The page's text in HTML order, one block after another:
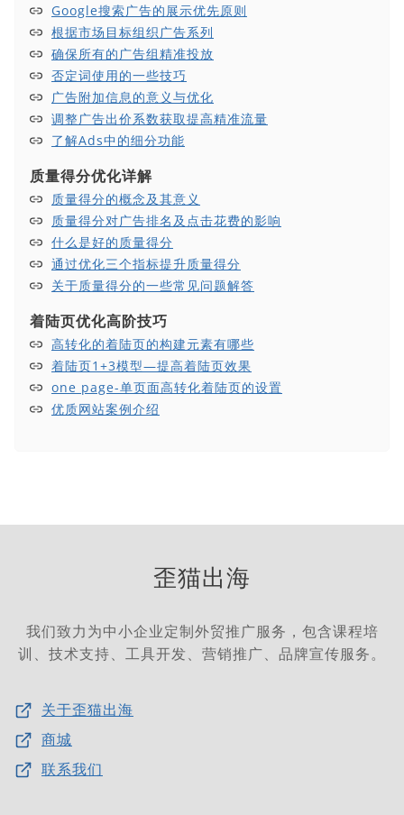
Google搜索广告的展示优先原则
根据市场目标组织广告系列
确保所有的广告组精准投放
否定词使用的一些技巧
广告附加信息的意义与优化
调整广告出价系数获取提高精准流量
了解Ads中的细分功能
质量得分优化详解
质量得分的概念及其意义
质量得分对广告排名及点击花费的影响
什么是好的质量得分
通过优化三个指标提升质量得分
关于质量得分的一些常见问题解答
着陆页优化高阶技巧
高转化的着陆页的构建元素有哪些
着陆页1+3模型—提高着陆页效果
one page-单页面高转化着陆页的设置
优质网站案例介绍
歪猫出海
我们致力为中小企业定制外贸推广服务，包含课程培
训、技术支持、工具开发、营销推广、品牌宣传服务。
关于歪猫出海
商城
联系我们